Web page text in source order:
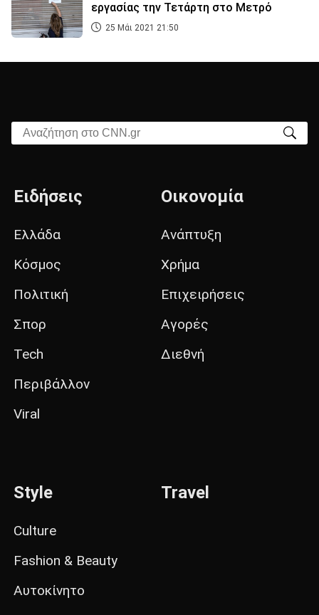
εργασίας την Τετάρτη στο Μετρό
25 Μάι 2021 21:50
Αναζήτηση στο CNN.gr
Ειδήσεις
Ελλάδα
Κόσμος
Πολιτική
Σπορ
Tech
Περιβάλλον
Viral
Οικονομία
Ανάπτυξη
Χρήμα
Επιχειρήσεις
Αγορές
Διεθνή
Style
Culture
Fashion & Beauty
Αυτοκίνητο
Travel